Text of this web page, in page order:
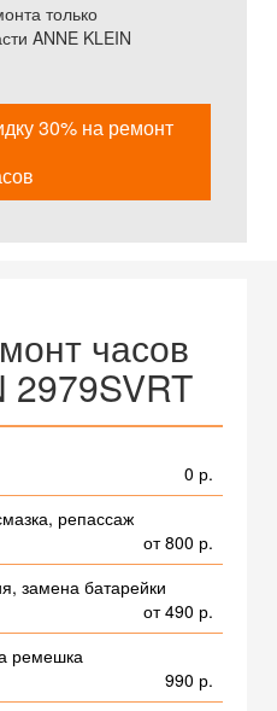
только
ANNE KLEIN
30% на ремонт
часов
2979SVRT
0 р.
репассаж
от 800 р.
замена батарейки
от 490 р.
ремешка
990 р.